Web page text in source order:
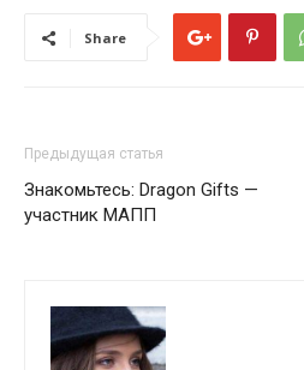
Share
Предыдущая статья
Знакомьтесь: Dragon Gifts —
участник МАПП